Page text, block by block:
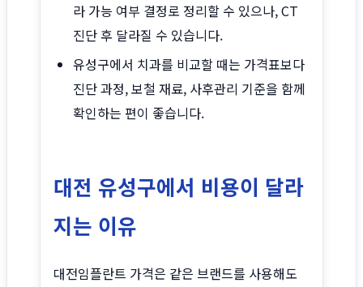
라 가능 여부 결정로 정리할 수 있으나, CT
진단 후 달라질 수 있습니다.
유성구에서 치과를 비교할 때는 가격표보다
진단 과정, 보철 재료, 사후관리 기준을 함께
확인하는 편이 좋습니다.
대전 유성구에서 비용이 달라
지는 이유
대전임플란트 가격은 같은 브랜드를 사용해도